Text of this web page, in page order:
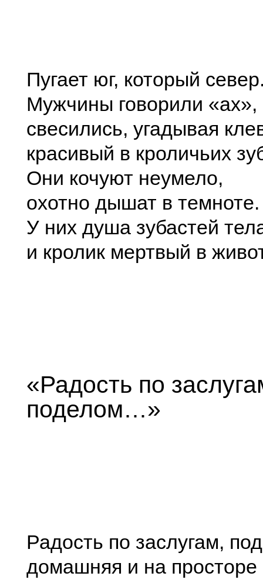
Пугает юг, который
Мужчины говорили «ах»,
свесились, угадывая
красивый в кроличьих
Они кочуют неумело,
охотно дышат в темноте.
У них душа зубастей
и кролик мертвый в
«Радость по
поделом…»
Радость по заслугам,
домашняя и на просторе